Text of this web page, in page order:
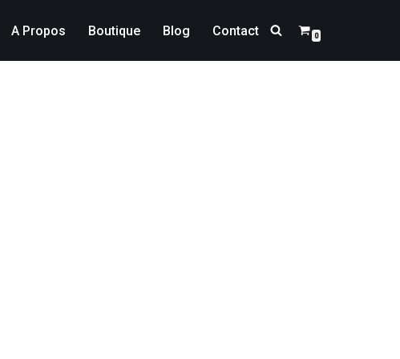
A Propos Boutique Blog Contact 0